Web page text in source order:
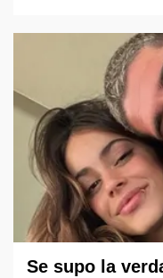
Se supo la